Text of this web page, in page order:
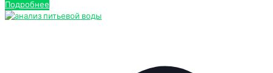
Подробнее